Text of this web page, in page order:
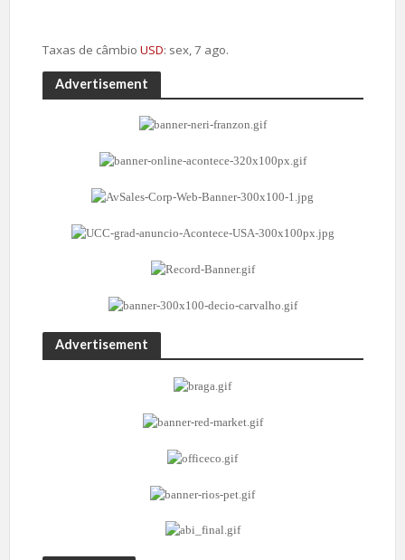
Taxas de câmbio USD: sex, 7 ago.
Advertisement
Advertisement